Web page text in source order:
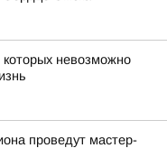
невозможно
проведут мастер-